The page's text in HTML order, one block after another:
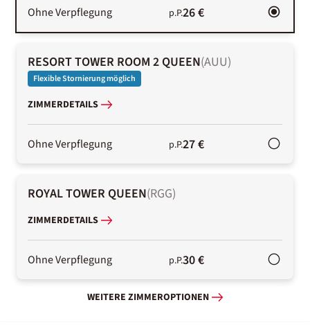
Ohne Verpflegung p.P.26 €
RESORT TOWER ROOM 2 QUEEN(AUU)
Flexible Stornierung möglich
ZIMMERDETAILS
Ohne Verpflegung p.P.27 €
ROYAL TOWER QUEEN(RGG)
ZIMMERDETAILS
Ohne Verpflegung p.P.30 €
WEITERE ZIMMEROPTIONEN